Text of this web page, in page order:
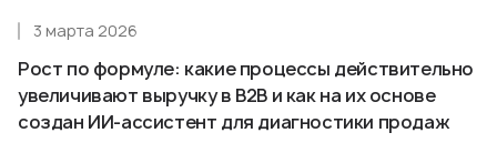
Рост по формуле: какие процессы действительно
увеличивают выручку в B2B и как на их основе
создан ИИ-ассистент для диагностики продаж
3 марта 2026